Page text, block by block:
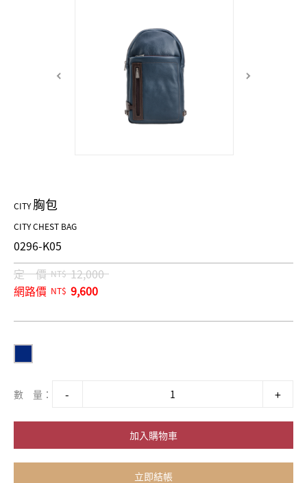
中性商品 UNISEX BAG/SLG
CITY胸包
CITY CHEST BAG
0296-K05
定 價 NT$ 12,000
網路價 NT$ 9,600
數 量：
加入購物車
立即結帳